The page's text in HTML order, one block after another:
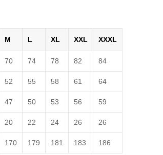
M L XL XXL XXXL
70 74 78 82 84
52 55 58 61 64
47 50 53 56 59
20 22 24 26 26
170 179 181 183 186